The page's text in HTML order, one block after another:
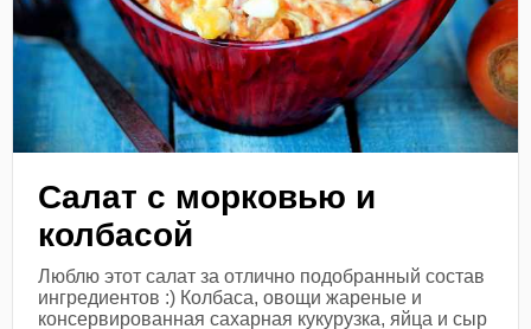
Салат с морковью и
колбасой
Люблю этот салат за отлично подобранный состав
ингредиентов :) Колбаса, овощи жареные и
консервированная сахарная кукурузка, яйца и сыр